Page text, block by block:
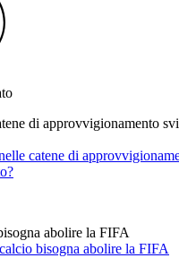
di approvvigionamento
catene di
abolire la FIFA
bisogna abolire la FIFA